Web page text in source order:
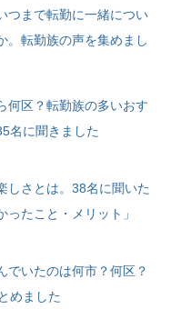
つまで転勤に一緒につい
。転勤族の声を集めまし
何区？転勤族の多いおす
名に聞きました
しさとは。38名に聞いた
ったこと・メリット」
でいたのは何市？何区？
めました